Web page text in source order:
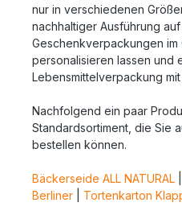
nur in verschiedenen
nachhaltiger Ausführung
Geschenkverpackungen
personalisieren lassen und
Lebensmittelverpackung
Nachfolgend ein paar
Standardsortiment, die Sie
bestellen können.
Bäckerseide ALL NATURAL
Berliner
Tortenkarton